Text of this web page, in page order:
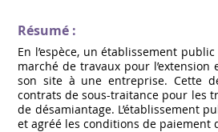
Résumé :
En l’espèce, un établissement
marché de travaux pour
son site à une entreprise. Cette
contrats de sous-traitance pour les
de désamiantage. L’établissement
et agréé les conditions de paiement